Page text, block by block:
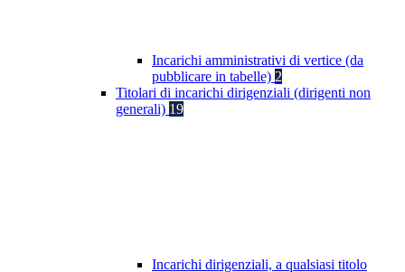
Incarichi amministrativi di vertice (da
pubblicare in tabelle) 2
Titolari di incarichi dirigenziali (dirigenti non
generali) 19
Incarichi dirigenziali, a qualsiasi titolo